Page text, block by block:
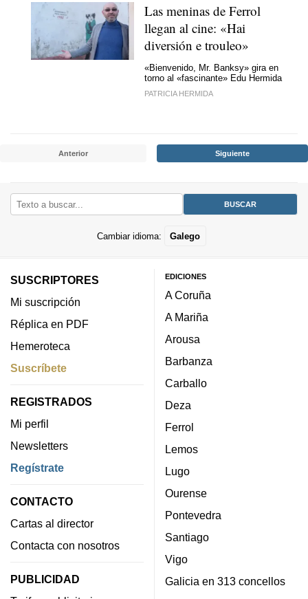
Las meninas de Ferrol
llegan al cine: «Hai
diversión e trouleo»
«Bienvenido, Mr. Banksy» gira en
torno al «fascinante» Edu Hermida
PATRICIA HERMIDA
Anterior Siguiente
Cambiar idioma: Galego
SUSCRIPTORES
Mi suscripción
Réplica en PDF
Hemeroteca
Suscríbete
REGISTRADOS
Mi perfil
Newsletters
Regístrate
CONTACTO
Cartas al director
Contacta con nosotros
PUBLICIDAD
EDICIONES
A Coruña
A Mariña
Arousa
Barbanza
Carballo
Deza
Ferrol
Lemos
Lugo
Ourense
Pontevedra
Santiago
Vigo
Galicia en 313 concellos